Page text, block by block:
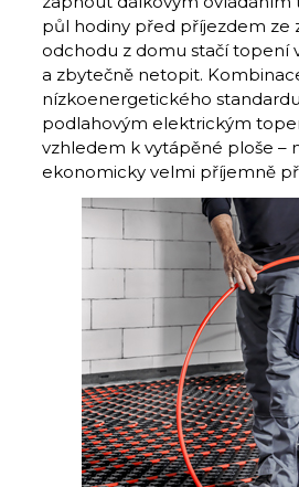
půl hodiny před příjezdem ze
odchodu z domu stačí topení
a zbytečně netopit.
nízkoenergetického
podlahovým elektrickým
vzhledem k vytápěné ploše –
ekonomicky velmi příjemně